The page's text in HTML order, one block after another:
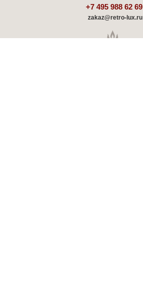
+7 495 988 62 69
zakaz@retro-lux.ru